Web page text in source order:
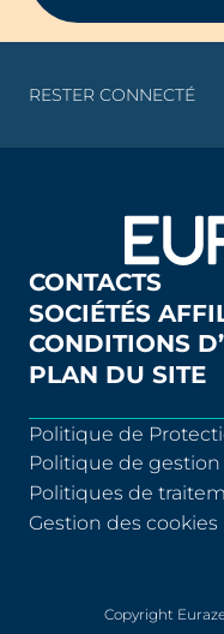
RESTER CONNECTÉ
CONTACTS
SOCIÉTÉS
CONDITIONS
PLAN DU SITE
Politique de
Politique de gestion
Politiques de
Gestion des cookies
Copyright